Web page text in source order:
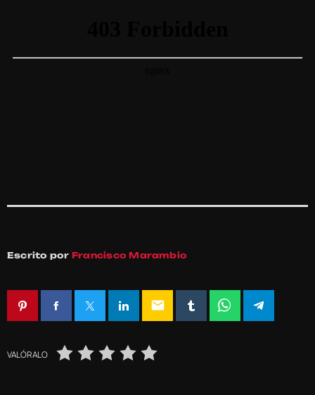
Escrito por Francisco Marambio
email
VALÓRALO